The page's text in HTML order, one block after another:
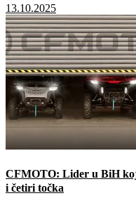
13.10.2025
CFMOTO: Lider u BiH
i četiri točka